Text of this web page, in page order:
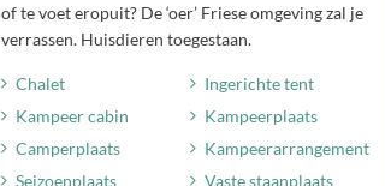
of te voet eropuit? De ‘oer’ Friese omgeving zal je
verrassen. Huisdieren toegestaan.
Chalet
Ingerichte tent
Kampeer cabin
Kampeerplaats
Camperplaats
Kampeerarrangement
Seizoenplaats
Vaste staanplaats